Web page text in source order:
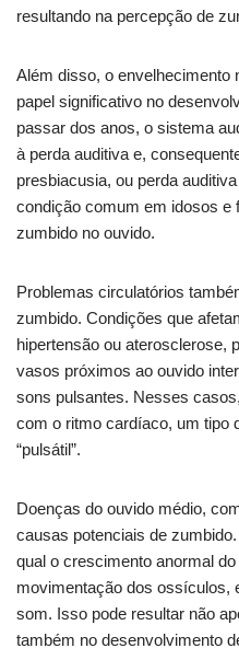
resultando na percepção de
Além disso, o envelhecimento
papel significativo no
passar dos anos, o sistema
à perda auditiva e,
presbiacusia, ou perda
condição comum em idosos e
zumbido no ouvido.
Problemas circulatórios
zumbido. Condições que
hipertensão ou aterosclerose,
vasos próximos ao ouvido
sons pulsantes. Nesses
com o ritmo cardíaco, um tipo
“pulsátil”.
Doenças do ouvido médio,
causas potenciais de
qual o crescimento anormal
movimentação dos ossículos,
som. Isso pode resultar não
também no desenvolvimento